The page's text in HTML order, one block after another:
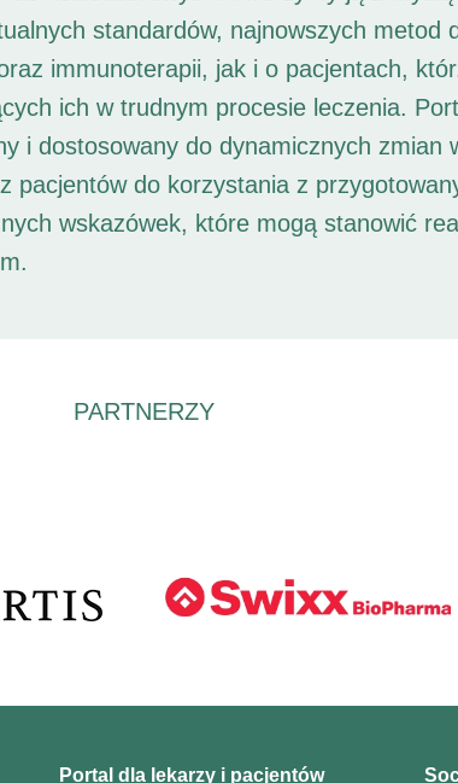
standardów, najnowszych metod
immunoterapii, jak i o pacjentach,
ich w trudnym procesie leczenia.
i dostosowany do dynamicznych zmian
pacjentów do korzystania z
wskazówek, które mogą stanowić
PARTNERZY
Portal dla lekarzy i pacjentów